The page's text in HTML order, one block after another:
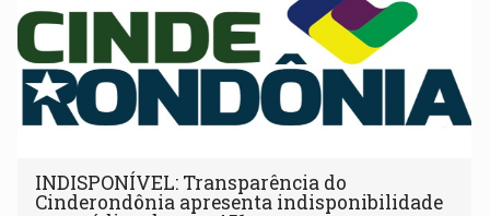
INDISPONÍVEL: Transparência do
Cinderondônia apresenta indisponibilidade